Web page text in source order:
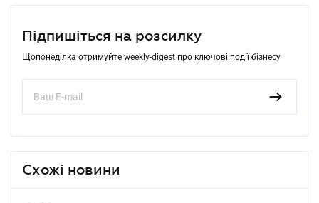
Підпишіться на розсилку
Щопонеділка отримуйте weekly-digest про ключові події бізнесу
Схожі новини